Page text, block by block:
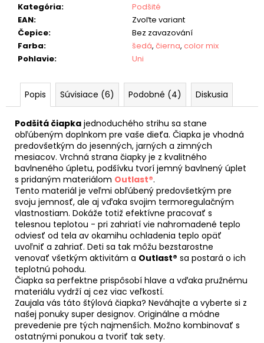
Kategória:
Podšité
EAN:
Zvoľte variant
Čepice:
Bez zavazování
Farba: šedá, čierna, color mix
Pohlavie: Uni
Popis Súvisiace (6) Podobné (4) Diskusia
Podšitá čiapka jednoduchého strihu sa stane
obľúbeným doplnkom pre vaše dieťa. Čiapka je vhodná
predovšetkým do jesenných, jarných a zimných
mesiacov. Vrchná strana čiapky je z kvalitného
bavlneného úpletu, podšívku tvorí jemný bavlnený úplet
s pridaným materiálom Outlast®.
Tento materiál je veľmi obľúbený predovšetkým pre
svoju jemnosť, ale aj vďaka svojim termoregulačným
vlastnostiam. Dokáže totiž efektívne pracovať s
telesnou teplotou - pri zahriatí vie nahromadené teplo
odviesť od tela av okamihu ochladenia teplo opäť
uvoľniť a zahriať. Deti sa tak môžu bezstarostne
venovať všetkým aktivitám a Outlast® sa postará o ich
teplotnú pohodu.
Čiapka sa perfektne prispôsobí hlave a vďaka pružnému
materiálu vydrží aj cez viac veľkostí.
Zaujala vás táto štýlová čiapka? Neváhajte a vyberte si z
našej ponuky super designov. Originálne a módne
prevedenie pre tých najmenších. Možno kombinovať s
ostatnými ponukou a tvoriť tak sety.